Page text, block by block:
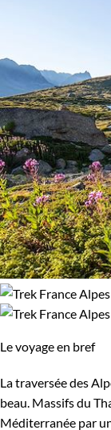
Le voyage en bref
La traversée des
beau. Massifs du
Méditerranée par